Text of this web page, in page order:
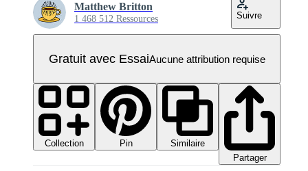
Matthew Britton
1 468 512 Ressources Suivre
Gratuit avec EssaiAucune attribution requise
Collection Pin
Similaire
Partager